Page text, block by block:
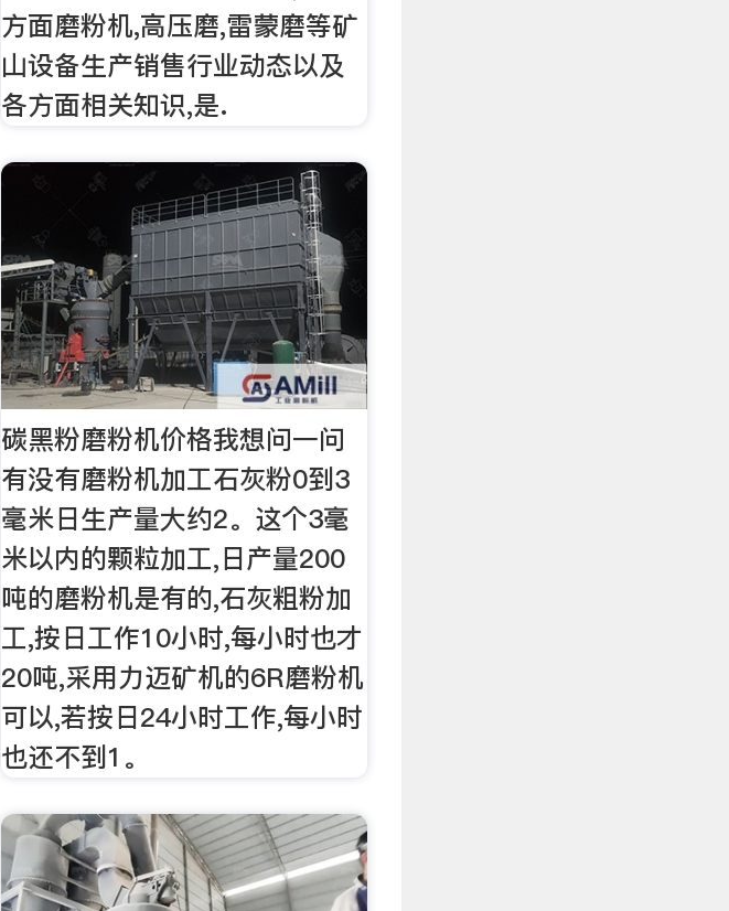
方面磨粉机,高压磨,雷蒙磨等矿
山设备生产销售行业动态以及
各方面相关知识,是.
碳黑粉磨粉机价格我想问一问
有没有磨粉机加工石灰粉0到3
毫米日生产量大约2。这个3毫
米以内的颗粒加工,日产量200
吨的磨粉机是有的,石灰粗粉加
工,按日工作10小时,每小时也才
20吨,采用力迈矿机的6R磨粉机
可以,若按日24小时工作,每小时
也还不到1。